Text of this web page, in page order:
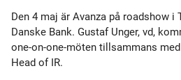
Den 4 maj är Avanza på roadshow i
Danske Bank. Gustaf Unger, vd,
one-on-one-möten tillsammans
Head of IR.